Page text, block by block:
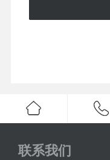
联系我们